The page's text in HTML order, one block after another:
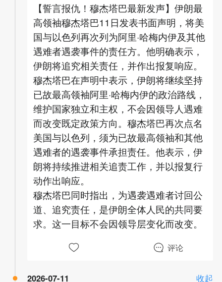
【誓言报仇！穆杰塔巴最新发声】伊朗最
高领袖穆杰塔巴11日发表书面声明，将美
国与以色列再次列为阿里·哈梅内伊及其他
遇难者遇袭事件的责任方。他明确表示，
伊朗将追究相关责任，并作出报复响应。
穆杰塔巴在声明中表示，伊朗将继续坚持
已故最高领袖阿里·哈梅内伊的政治路线，
维护国家独立和主权，不会因领导人遇难
而改变既定政策方向。穆杰塔巴再次点名
美国与以色列，须为已故最高领袖和其他
遇难者的遇袭事件承担责任。他表示，伊
朗将持续推进相关追责工作，并以报复行
动作出响应。
穆杰塔巴同时指出，为遇袭遇难者讨回公
道、追究责任，是伊朗全体人民的共同要
求。这一目标不会因领导层变化而改变。
评论
2026-07-11 收起